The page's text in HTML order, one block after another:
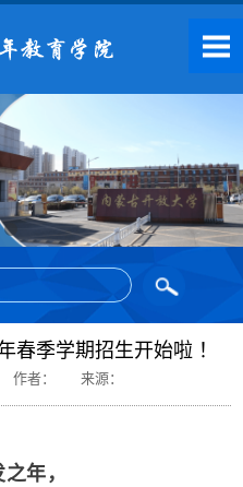
春季学期招生开始啦 ！
作者： 来源：
年，